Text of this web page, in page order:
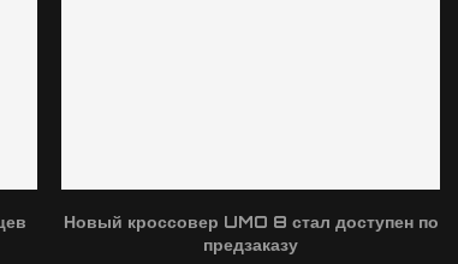
Новый кроссовер UMO 8 стал доступен по
предзаказу